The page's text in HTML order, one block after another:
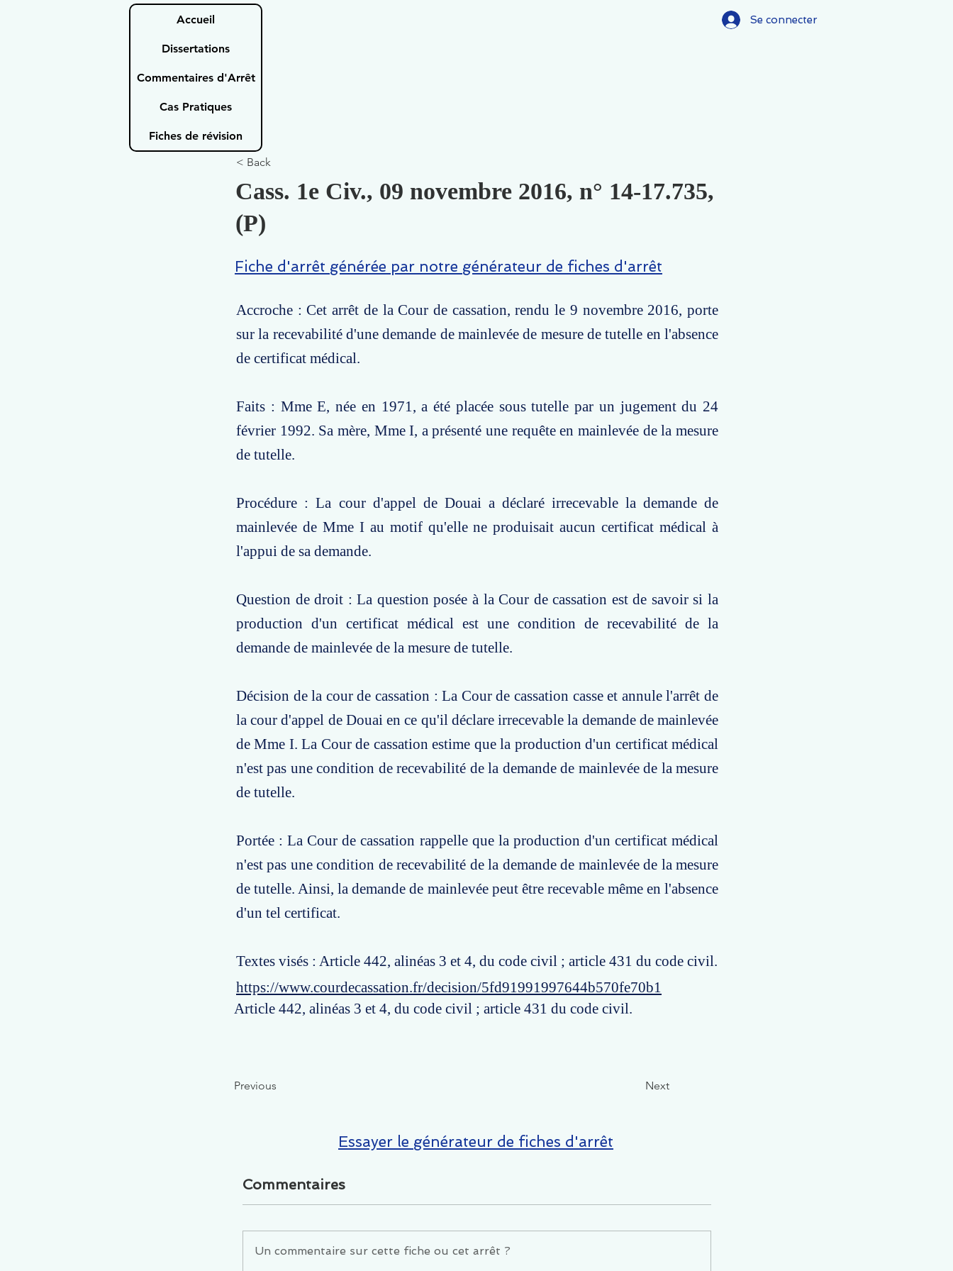
Accueil
Dissertations
Commentaires d'Arrêt
Cas Pratiques
Fiches de révision
Se connecter
< Back
Cass. 1e Civ., 09 novembre 2016, n° 14-17.735,
(P)
Fiche d'arrêt générée par notre générateur de fiches d'arrêt
Accroche : Cet arrêt de la Cour de cassation, rendu le 9 novembre 2016, porte
sur la recevabilité d'une demande de mainlevée de mesure de tutelle en l'absence
de certificat médical.
Faits : Mme E, née en 1971, a été placée sous tutelle par un jugement du 24
février 1992. Sa mère, Mme I, a présenté une requête en mainlevée de la mesure
de tutelle.
Procédure : La cour d'appel de Douai a déclaré irrecevable la demande de
mainlevée de Mme I au motif qu'elle ne produisait aucun certificat médical à
l'appui de sa demande.
Question de droit : La question posée à la Cour de cassation est de savoir si la
production d'un certificat médical est une condition de recevabilité de la
demande de mainlevée de la mesure de tutelle.
Décision de la cour de cassation : La Cour de cassation casse et annule l'arrêt de
la cour d'appel de Douai en ce qu'il déclare irrecevable la demande de mainlevée
de Mme I. La Cour de cassation estime que la production d'un certificat médical
n'est pas une condition de recevabilité de la demande de mainlevée de la mesure
de tutelle.
Portée : La Cour de cassation rappelle que la production d'un certificat médical
n'est pas une condition de recevabilité de la demande de mainlevée de la mesure
de tutelle. Ainsi, la demande de mainlevée peut être recevable même en l'absence
d'un tel certificat.
Textes visés : Article 442, alinéas 3 et 4, du code civil ; article 431 du code civil.
https://www.courdecassation.fr/decision/5fd91991997644b570fe70b1
Article 442, alinéas 3 et 4, du code civil ; article 431 du code civil.
Previous Next
Essayer le générateur de fiches d'arrêt
Commentaires
Un commentaire sur cette fiche ou cet arrêt ?